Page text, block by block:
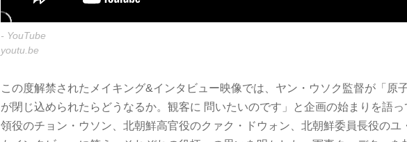
- YouTube
youtu.be
この度解禁されたメイキング&インタビュー映像では、ヤン・ウソク監督が「原
が閉じ込められたらどうなるか。観客に 問いたいのです」と企画の始まりを語
領役のチョン・ウソン、北朝鮮高官役のクァク・ドウォン、北朝鮮委員長役のユ